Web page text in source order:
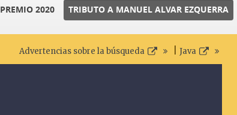
PREMIO 2020 TRIBUTO A MANUEL ALVAR EZQUERRA
Advertencias sobre la búsqueda Java